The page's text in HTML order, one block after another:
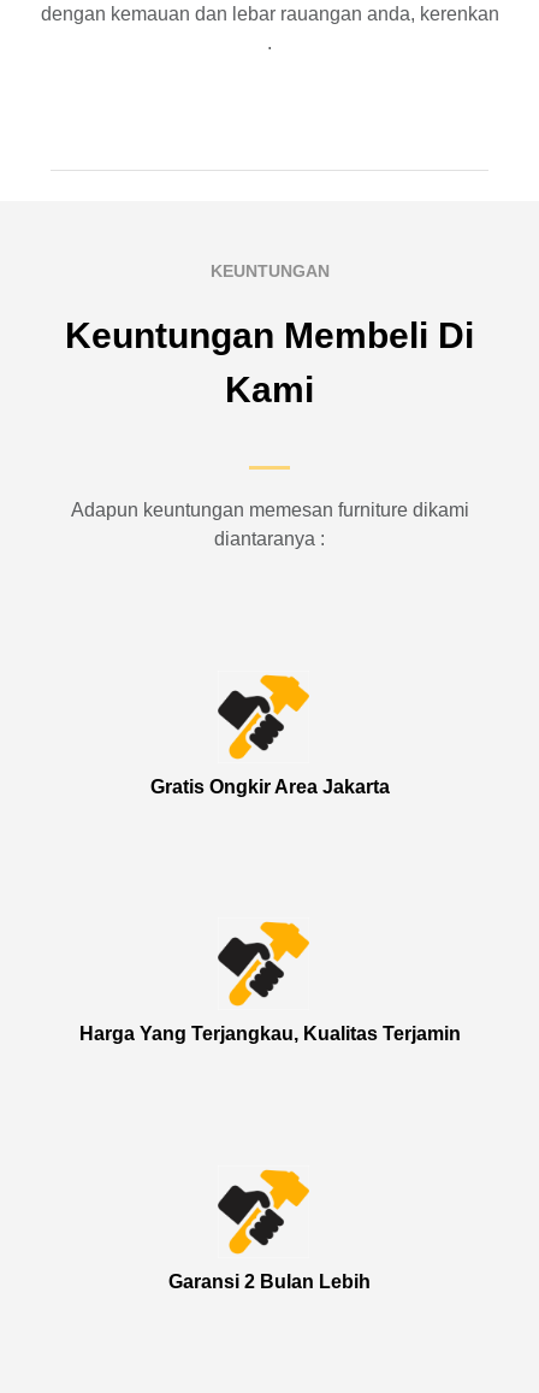
dengan kemauan dan lebar rauangan anda, kerenkan
.
KEUNTUNGAN
Keuntungan Membeli Di
Kami
Adapun keuntungan memesan furniture dikami
diantaranya :
Gratis Ongkir Area Jakarta
Harga Yang Terjangkau, Kualitas Terjamin
Garansi 2 Bulan Lebih